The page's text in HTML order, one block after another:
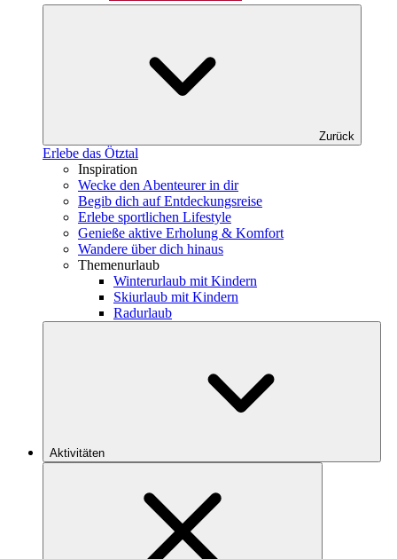
Zurück
Erlebe das Ötztal
Inspiration
Wecke den Abenteurer in dir
Begib dich auf Entdeckungsreise
Erlebe sportlichen Lifestyle
Genieße aktive Erholung & Komfort
Wandere über dich hinaus
Themenurlaub
Winterurlaub mit Kindern
Skiurlaub mit Kindern
Radurlaub
Aktivitäten